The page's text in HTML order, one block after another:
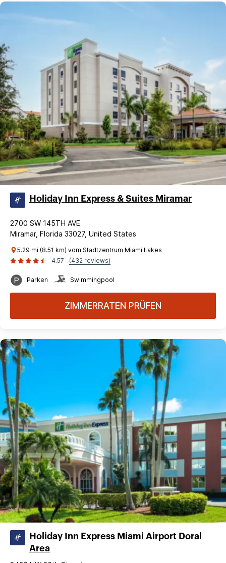
Holiday Inn Express & Suites Miramar
2700 SW 145TH AVE
Miramar, Florida 33027, United States
5.29 mi (8.51 km) vom Stadtzentrum Miami Lakes
4.57
(432 reviews)
Parken Swimmingpool
ZIMMERRATEN PRÜFEN
Holiday Inn Express Miami Airport Doral
Area